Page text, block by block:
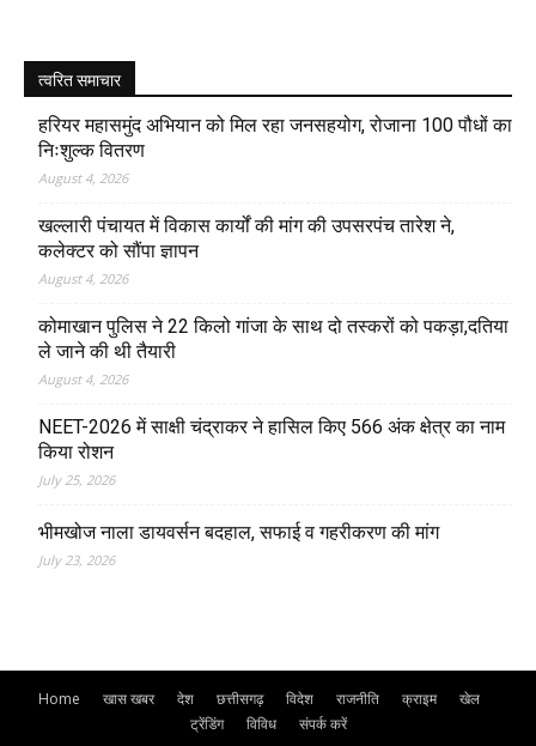
त्वरित समाचार
हरियर महासमुंद अभियान को मिल रहा जनसहयोग, रोजाना 100 पौधों का
निःशुल्क वितरण
August 4, 2026
खल्लारी पंचायत में विकास कार्यों की मांग की उपसरपंच तारेश ने,
कलेक्टर को सौंपा ज्ञापन
August 4, 2026
कोमाखान पुलिस ने 22 किलो गांजा के साथ दो तस्करों को पकड़ा,दतिया
ले जाने की थी तैयारी
August 4, 2026
NEET-2026 में साक्षी चंद्राकर ने हासिल किए 566 अंक क्षेत्र का नाम
किया रोशन
July 25, 2026
भीमखोज नाला डायवर्सन बदहाल, सफाई व गहरीकरण की मांग
July 23, 2026
Home खास खबर देश छत्तीसगढ़ विदेश राजनीति क्राइम
खेल
ट्रेंडिंग
विविध संपर्क करें